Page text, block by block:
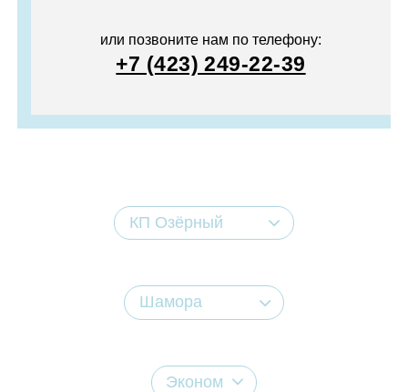
или позвоните нам по телефону:
+7 (423) 249-22-39
КП Озёрный
Шамора
Эконом